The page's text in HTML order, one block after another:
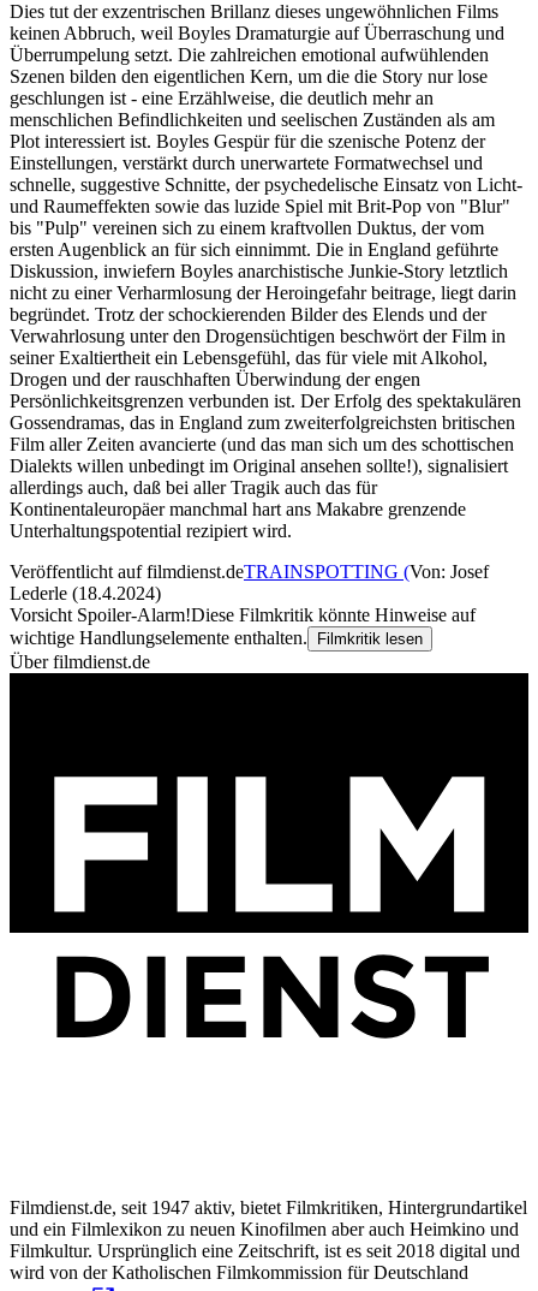
Dies tut der exzentrischen Brillanz dieses ungewöhnlichen Films
keinen Abbruch, weil Boyles Dramaturgie auf Überraschung und
Überrumpelung setzt. Die zahlreichen emotional aufwühlenden
Szenen bilden den eigentlichen Kern, um die die Story nur lose
geschlungen ist - eine Erzählweise, die deutlich mehr an
menschlichen Befindlichkeiten und seelischen Zuständen als am
Plot interessiert ist. Boyles Gespür für die szenische Potenz der
Einstellungen, verstärkt durch unerwartete Formatwechsel und
schnelle, suggestive Schnitte, der psychedelische Einsatz von Licht-
und Raumeffekten sowie das luzide Spiel mit Brit-Pop von "Blur"
bis "Pulp" vereinen sich zu einem kraftvollen Duktus, der vom
ersten Augenblick an für sich einnimmt. Die in England geführte
Diskussion, inwiefern Boyles anarchistische Junkie-Story letztlich
nicht zu einer Verharmlosung der Heroingefahr beitrage, liegt darin
begründet. Trotz der schockierenden Bilder des Elends und der
Verwahrlosung unter den Drogensüchtigen beschwört der Film in
seiner Exaltiertheit ein Lebensgefühl, das für viele mit Alkohol,
Drogen und der rauschhaften Überwindung der engen
Persönlichkeitsgrenzen verbunden ist. Der Erfolg des spektakulären
Gossendramas, das in England zum zweiterfolgreichsten britischen
Film aller Zeiten avancierte (und das man sich um des schottischen
Dialekts willen unbedingt im Original ansehen sollte!), signalisiert
allerdings auch, daß bei aller Tragik auch das für
Kontinentaleuropäer manchmal hart ans Makabre grenzende
Unterhaltungspotential rezipiert wird.
Veröffentlicht auf filmdienst.deTRAINSPOTTING (Von: Josef
Lederle (18.4.2024)
Vorsicht Spoiler-Alarm!Diese Filmkritik könnte Hinweise auf
wichtige Handlungselemente enthalten.
Filmkritik lesen
Über filmdienst.de
Filmdienst.de, seit 1947 aktiv, bietet Filmkritiken, Hintergrundartikel
und ein Filmlexikon zu neuen Kinofilmen aber auch Heimkino und
Filmkultur. Ursprünglich eine Zeitschrift, ist es seit 2018 digital und
wird von der Katholischen Filmkommission für Deutschland